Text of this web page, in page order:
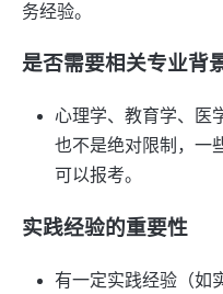
务经验。
是否需要相关专业背
心理学、教育学、医
也不是绝对限制，一
可以报考。
实践经验的重要性
有一定实践经验（如